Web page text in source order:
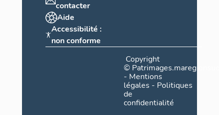
contacter
Aide
Accessibilité :
non conforme
Copyright
©
- Mentions
légales - Politiques
de
confidentialité